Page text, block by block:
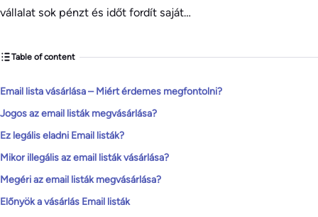
vállalat sok pénzt és időt fordít saját…
Table of content
Email lista vásárlása – Miért érdemes megfontolni?
Jogos az email listák megvásárlása?
Ez legális eladni Email listák?
Mikor illegális az email listák vásárlása?
Megéri az email listák megvásárlása?
Előnyök a vásárlás Email listák